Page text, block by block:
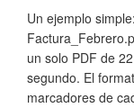
Un ejemplo
un solo PDF de
segundo. El
marcadores de